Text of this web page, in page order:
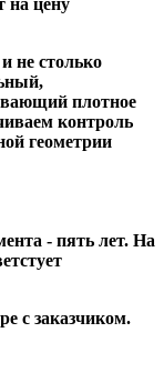
на цену
не столько
плотное
контроль
геометрии
- пять лет. На
с заказчиком.